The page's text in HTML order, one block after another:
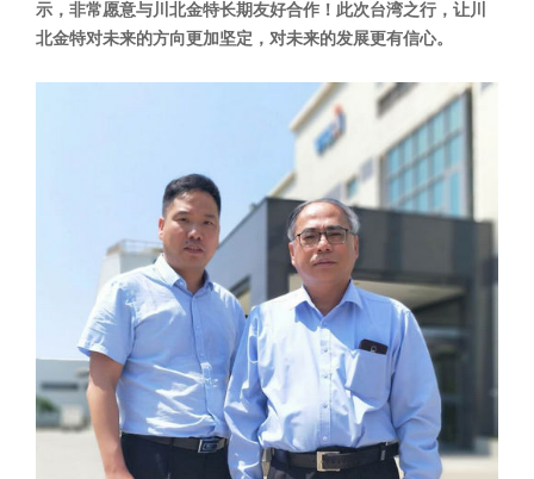
示，非常愿意与川北金特长期友好合作！此次台湾之行，让川
北金特对未来的方向更加坚定，对未来的发展更有信心。